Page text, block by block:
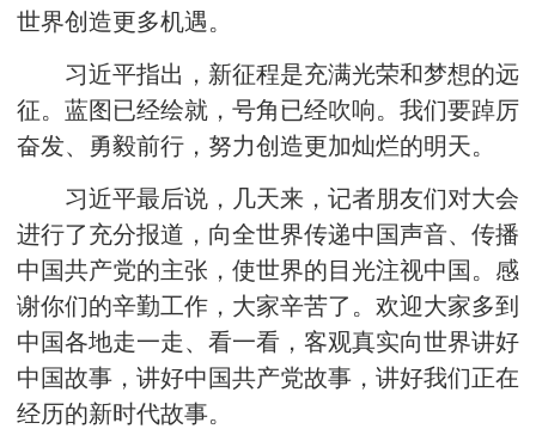
世界创造更多机遇。
习近平指出，新征程是充满光荣和梦想的远
征。蓝图已经绘就，号角已经吹响。我们要踔厉
奋发、勇毅前行，努力创造更加灿烂的明天。
习近平最后说，几天来，记者朋友们对大会
进行了充分报道，向全世界传递中国声音、传播
中国共产党的主张，使世界的目光注视中国。感
谢你们的辛勤工作，大家辛苦了。欢迎大家多到
中国各地走一走、看一看，客观真实向世界讲好
中国故事，讲好中国共产党故事，讲好我们正在
经历的新时代故事。